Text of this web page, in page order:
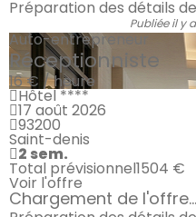
Préparation des détails
Publiée il y
Auto-entrepreneur
Réceptionniste
16 € / heure
Hôtel ****
17 août 2026
93200
Saint-denis
2 sem.
Total prévisionnel1504 €
Voir l'offre
Chargement de l'offre...